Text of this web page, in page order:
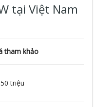
tại Việt Nam
tham khảo
triệu